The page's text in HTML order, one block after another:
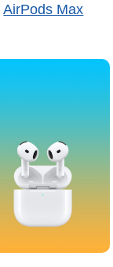
AirPods Max